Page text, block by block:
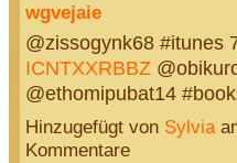
wgvejaie
@zissogynk68 #itunes
ICNTXXRBBZ
@ethomipubat14
Hinzugefügt von Sylvia
Kommentare